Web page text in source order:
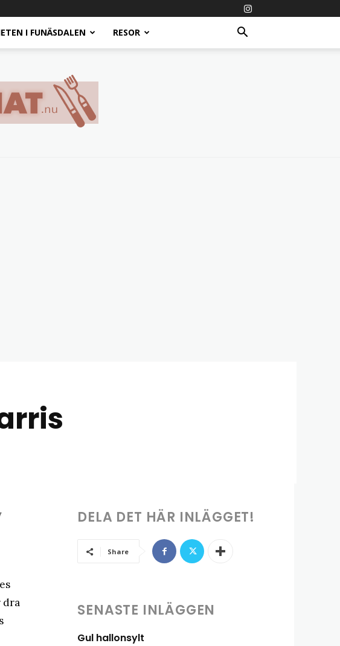
I FUNÄSDALEN RESOR
dra
DELA DET HÄR INLÄGGET!
Share
SENASTE INLÄGGEN
Gul hallonsylt